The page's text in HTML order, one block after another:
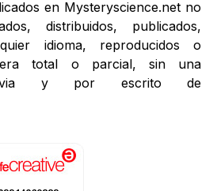
en Mysteryscience.net no
distribuidos, publicados,
idioma, reproducidos o
total o parcial, sin una
y por escrito de